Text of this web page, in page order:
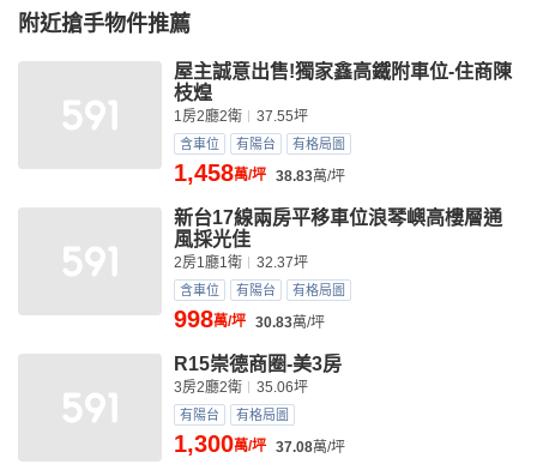
附近搶手物件推薦
屋主誠意出售!獨家鑫高鐵附車位-住商陳
枝煌
1房2廳2衛 37.55坪
含車位 有陽台 有格局圖
1,458萬/坪 38.83萬/坪
新台17線兩房平移車位浪琴嶼高樓層通
風採光佳
2房1廳1衛 32.37坪
含車位 有陽台 有格局圖
998萬/坪 30.83萬/坪
R15崇德商圈-美3房
3房2廳2衛 35.06坪
有陽台 有格局圖
1,300萬/坪 37.08萬/坪